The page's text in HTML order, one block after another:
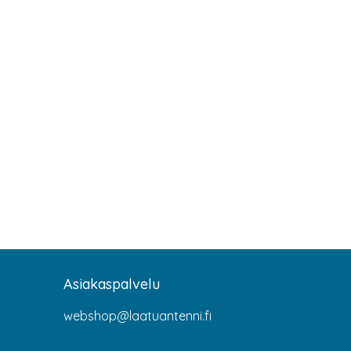
Asiakaspalvelu
webshop@laatuantenni.fi